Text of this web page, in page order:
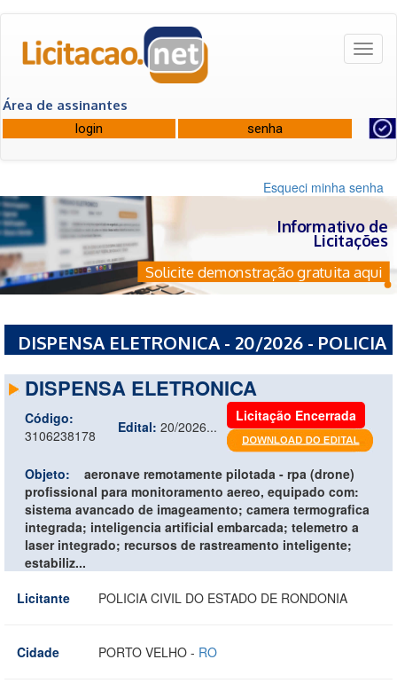
Área de assinantes
Esqueci minha senha
Informativo de
Licitações
Solicite demonstração gratuita aqui
DISPENSA ELETRONICA - 20/2026 - POLICIA
DISPENSA ELETRONICA
Código:
3106238178
Edital: 20/2026...
Licitação Encerrada
Objeto:
aeronave remotamente pilotada - rpa (drone)
profissional para monitoramento aereo, equipado com:
sistema avancado de imageamento; camera termografica
integrada; inteligencia artificial embarcada; telemetro a
laser integrado; recursos de rastreamento inteligente;
estabiliz...
Licitante
POLICIA CIVIL DO ESTADO DE RONDONIA
Cidade PORTO VELHO - RO